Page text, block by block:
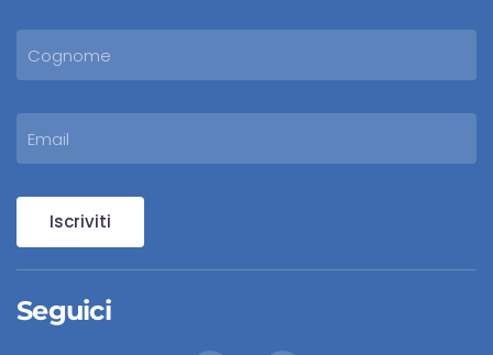
Iscriviti
Seguici